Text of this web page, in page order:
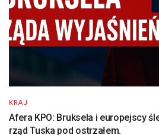
KRAJ
Afera KPO: Bruksela i europejscy
rząd Tuska pod ostrzałem.